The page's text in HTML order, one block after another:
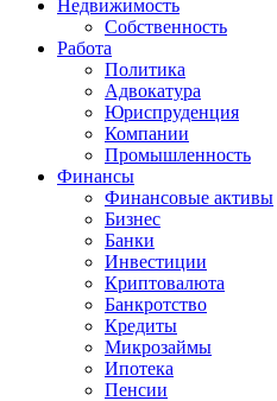
Недвижимость
Собственность
Работа
Политика
Адвокатура
Юриспруденция
Компании
Промышленность
Финансы
Финансовые активы
Бизнес
Банки
Инвестиции
Криптовалюта
Банкротство
Кредиты
Микрозаймы
Ипотека
Пенсии